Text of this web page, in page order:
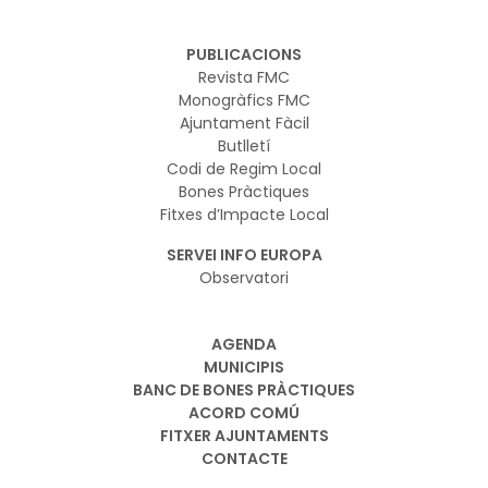
PUBLICACIONS
Revista FMC
Monogràfics FMC
Ajuntament Fàcil
Butlletí
Codi de Regim Local
Bones Pràctiques
Fitxes d’Impacte Local
SERVEI INFO EUROPA
Observatori
AGENDA
MUNICIPIS
BANC DE BONES PRÀCTIQUES
ACORD COMÚ
FITXER AJUNTAMENTS
CONTACTE